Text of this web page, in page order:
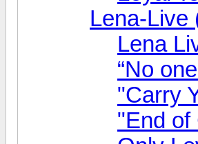
Lena-Live
Lena
“No
"Carry
"End of